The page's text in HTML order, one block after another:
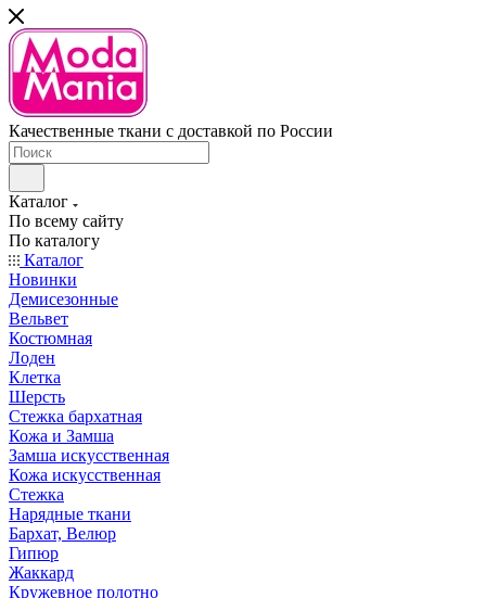
Качественные ткани с доставкой по России
Каталог
По всему сайту
По каталогу
Каталог
Новинки
Демисезонные
Вельвет
Костюмная
Лоден
Клетка
Шерсть
Стежка бархатная
Кожа и Замша
Замша искусственная
Кожа искусственная
Стежка
Нарядные ткани
Бархат, Велюр
Гипюр
Жаккард
Кружевное полотно